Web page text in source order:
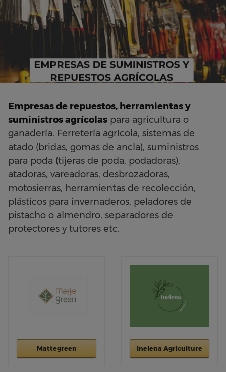
Empresas de repuestos, herramientas y
suministros agrícolas para agricultura o
ganadería. Ferretería agrícola, sistemas de
atado (bridas, gomas de ancla), suministros
para poda (tijeras de poda, podadoras),
atadoras, vareadoras, desbrozadoras,
motosierras, herramientas de recolección,
plásticos para invernaderos, peladores de
pistacho o almendro, separadores de
protectores y tutores etc.
Mattegreen Inelena Agriculture